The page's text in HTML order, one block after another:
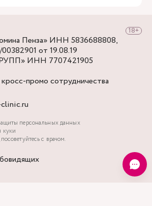
Пенза» ИНН 5836688808,
от 19.08.19
ИНН 7707421905
промо сотрудничества
персональных данных
куки
с врачом.